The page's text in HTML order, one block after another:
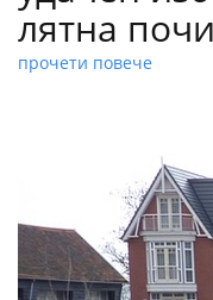
лятна
прочети повече